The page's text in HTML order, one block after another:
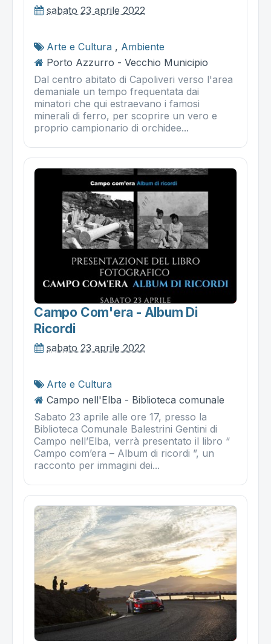
sabato 23 aprile 2022
Arte e Cultura , Ambiente
Porto Azzurro - Vecchio Municipio
Dal centro abitato di Capoliveri verso l'area
demaniale un tempo frequentata dai
minatori che qui estraevano i famosi
minerali di ferro, per scoprire un vero e
proprio campionario di orchidee...
Campo Com'era - Album Di
Ricordi
sabato 23 aprile 2022
Arte e Cultura
Campo nell'Elba - Biblioteca comunale
Sabato 23 aprile alle ore 17, presso la
Biblioteca Comunale Balestrini Gentini di
Campo nell’Elba, verrà presentato il libro “
Campo com’era – Album di ricordi ”, un
racconto per immagini dei...